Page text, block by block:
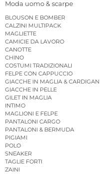
Moda uomo & scarpe
BLOUSON E BOMBER
CALZINI MULTIPACK
MAGLIETTE
CAMICIE DA LAVORO
CANOTTE
CHINO
COSTUMI TRADIZIONALI
FELPE CON CAPPUCCIO
GIACCHE IN MAGLIA & CARDIGAN
GIACCHE IN PELLE
GILET IN MAGLIA
INTIMO
MAGLIONI E FELPE
PANTALONI CARGO
PANTALONI & BERMUDA
PIGIAMI
POLO
SNEAKER
TAGLIE FORTI
ZAINI